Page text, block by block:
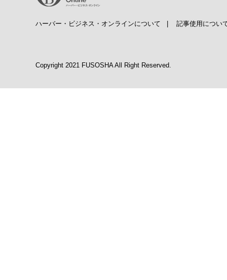
ハーバー・ビジネス・オンラインについて 記事使用につい
Copyright 2021 FUSOSHA All Right Reserved.